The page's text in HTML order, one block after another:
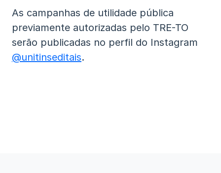
As campanhas de utilidade pública
previamente autorizadas pelo TRE-TO
serão publicadas no perfil do Instagram
@unitinseditais.